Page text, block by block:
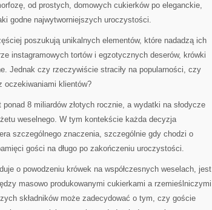
od prostych, domowych cukierków po eleganckie,
godne najwytworniejszych uroczystości.
poszukują unikalnych elementów, które nadadzą ich
instagramowych tortów i egzotycznych deserów, krówki
Jednak czy rzeczywiście straciły na popularności, czy
oczekiwaniami klientów?
8 miliardów złotych rocznie, a wydatki na słodycze
weselnego. W tym kontekście każda decyzja
szczególnego znaczenia, szczególnie gdy chodzi o
gości na długo po zakończeniu uroczystości.
o powodzeniu krówek na współczesnych weselach, jest
masowo produkowanymi cukierkami a rzemieślniczymi
składników może zadecydować o tym, czy goście